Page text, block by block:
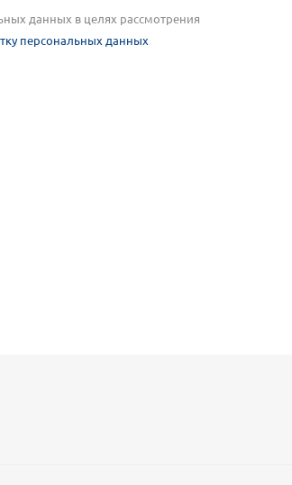
данных в целях рассмотрения
персональных данных